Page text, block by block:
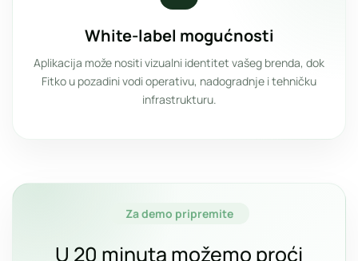
White-label mogućnosti
Aplikacija može nositi vizualni identitet vašeg brenda, dok
Fitko u pozadini vodi operativu, nadogradnje i tehničku
infrastrukturu.
Za demo pripremite
U 20 minuta možemo proći